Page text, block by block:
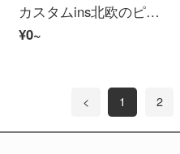
カスタムins北欧のピンクのバラのカーテンの布の少女の寝室の客間の窓の子供部屋の試着室の入り口のカーテンB 0678-ピンクのバラの布-穴の広い1メートルの価格を打ちます/何メートルを要していくつか撮りますか？
¥0~
< 1 2